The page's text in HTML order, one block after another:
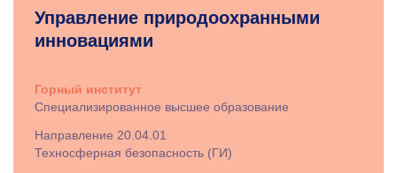
Управление природоохранными
инновациями
Горный институт
Специализированное высшее образование
Направление 20.04.01
Техносферная безопасность (ГИ)